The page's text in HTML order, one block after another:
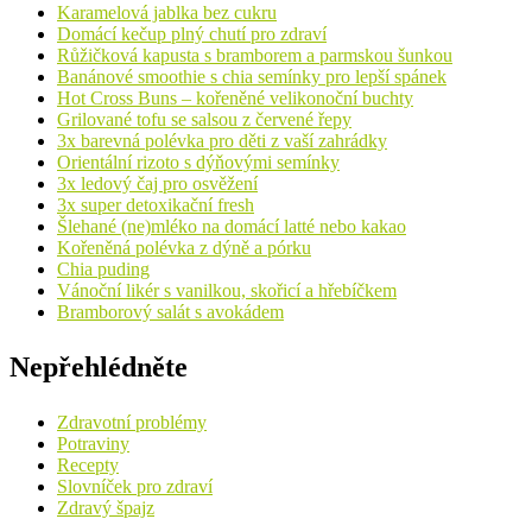
Karamelová jablka bez cukru
Domácí kečup plný chutí pro zdraví
Růžičková kapusta s bramborem a parmskou šunkou
Banánové smoothie s chia semínky pro lepší spánek
Hot Cross Buns – kořeněné velikonoční buchty
Grilované tofu se salsou z červené řepy
3x barevná polévka pro děti z vaší zahrádky
Orientální rizoto s dýňovými semínky
3x ledový čaj pro osvěžení
3x super detoxikační fresh
Šlehané (ne)mléko na domácí latté nebo kakao
Kořeněná polévka z dýně a pórku
Chia puding
Vánoční likér s vanilkou, skořicí a hřebíčkem
Bramborový salát s avokádem
Nepřehlédněte
Zdravotní problémy
Potraviny
Recepty
Slovníček pro zdraví
Zdravý špajz